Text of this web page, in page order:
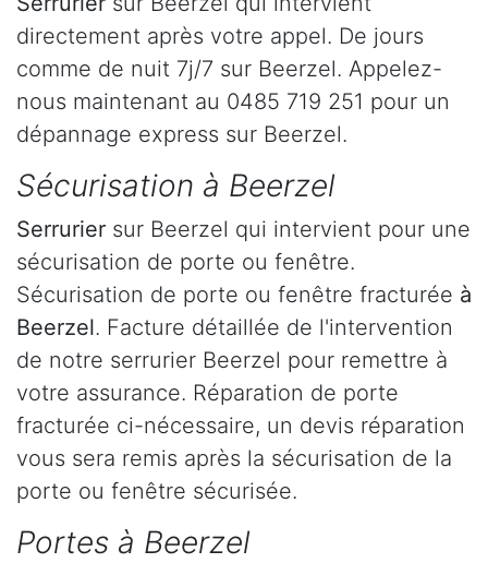
directement après votre appel. De jours
comme de nuit 7j/7 sur Beerzel. Appelez-
nous maintenant au 0485 719 251 pour un
dépannage express sur Beerzel.
Sécurisation à Beerzel
Serrurier sur Beerzel qui intervient pour une
sécurisation de porte ou fenêtre.
Sécurisation de porte ou fenêtre fracturée à
Beerzel. Facture détaillée de l'intervention
de notre serrurier Beerzel pour remettre à
votre assurance. Réparation de porte
fracturée ci-nécessaire, un devis réparation
vous sera remis après la sécurisation de la
porte ou fenêtre sécurisée.
Portes à Beerzel